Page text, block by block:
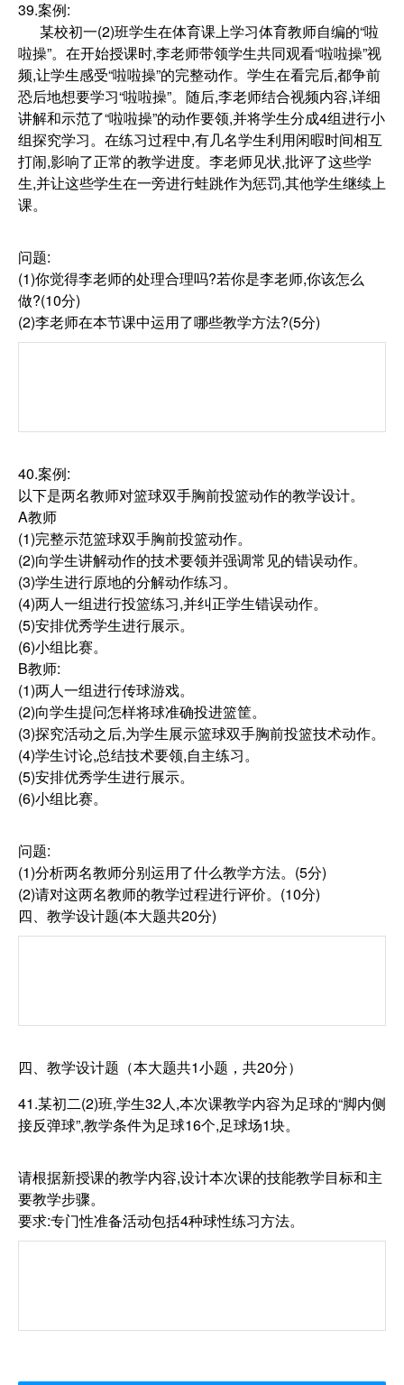
39.案例:
某校初一(2)班学生在体育课上学习体育教师自编的“啦
啦操”。在开始授课时,李老师带领学生共同观看“啦啦操”视
频,让学生感受“啦啦操”的完整动作。学生在看完后,都争前
恐后地想要学习“啦啦操”。随后,李老师结合视频内容,详细
讲解和示范了“啦啦操”的动作要领,并将学生分成4组进行小
组探究学习。在练习过程中,有几名学生利用闲暇时间相互
打闹,影响了正常的教学进度。李老师见状,批评了这些学
生,并让这些学生在一旁进行蛙跳作为惩罚,其他学生继续上
课。
问题:
(1)你觉得李老师的处理合理吗?若你是李老师,你该怎么
做?(10分)
(2)李老师在本节课中运用了哪些教学方法?(5分)
40.案例:
以下是两名教师对篮球双手胸前投篮动作的教学设计。
A教师
(1)完整示范篮球双手胸前投篮动作。
(2)向学生讲解动作的技术要领并强调常见的错误动作。
(3)学生进行原地的分解动作练习。
(4)两人一组进行投篮练习,并纠正学生错误动作。
(5)安排优秀学生进行展示。
(6)小组比赛。
B教师:
(1)两人一组进行传球游戏。
(2)向学生提问怎样将球准确投进篮筐。
(3)探究活动之后,为学生展示篮球双手胸前投篮技术动作。
(4)学生讨论,总结技术要领,自主练习。
(5)安排优秀学生进行展示。
(6)小组比赛。
问题:
(1)分析两名教师分别运用了什么教学方法。(5分)
(2)请对这两名教师的教学过程进行评价。(10分)
四、教学设计题(本大题共20分)
四、教学设计题（本大题共1小题，共20分）
41.某初二(2)班,学生32人,本次课教学内容为足球的“脚内侧
接反弹球”,教学条件为足球16个,足球场1块。
请根据新授课的教学内容,设计本次课的技能教学目标和主
要教学步骤。
要求:专门性准备活动包括4种球性练习方法。